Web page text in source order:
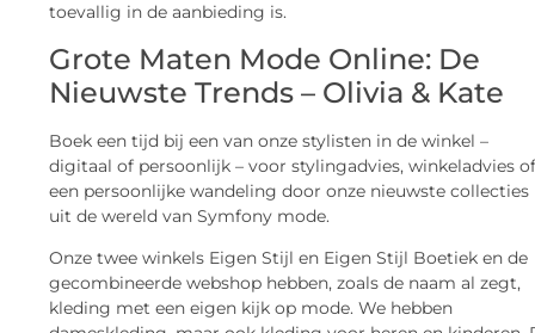
toevallig in de aanbieding is.
Grote Maten Mode Online: De
Nieuwste Trends – Olivia & Kate
Boek een tijd bij een van onze stylisten in de winkel –
digitaal of persoonlijk – voor stylingadvies, winkeladvies
een persoonlijke wandeling door onze nieuwste collecties
uit de wereld van Symfony mode.
Onze twee winkels Eigen Stijl en Eigen Stijl Boetiek en de
gecombineerde webshop hebben, zoals de naam al zegt,
kleding met een eigen kijk op mode. We hebben